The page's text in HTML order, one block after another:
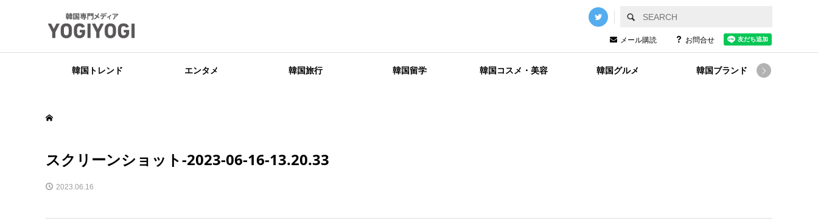
メール購読 お問合せ
韓国トレンド エンタメ 韓国旅行 韓国留学 韓国コスメ・美容 韓国グルメ 韓国ブランド 
スクリーンショット-2023-06-16-13.20.33
2023.06.16